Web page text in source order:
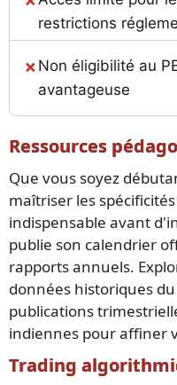
restrictions
Non éligibilité au
avantageuse
Ressources
Que vous soyez
maîtriser les
indispensable avant
publie son calendrier
rapports annuels.
données historiques du
publications
indiennes pour affiner
Trading